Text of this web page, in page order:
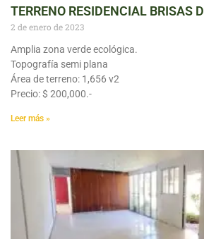
TERRENO RESIDENCIAL BRISAS
2 de enero de 2023
Amplia zona verde ecológica.
Topografía semi plana
Área de terreno: 1,656 v2
Precio: $ 200,000.-
Leer más »